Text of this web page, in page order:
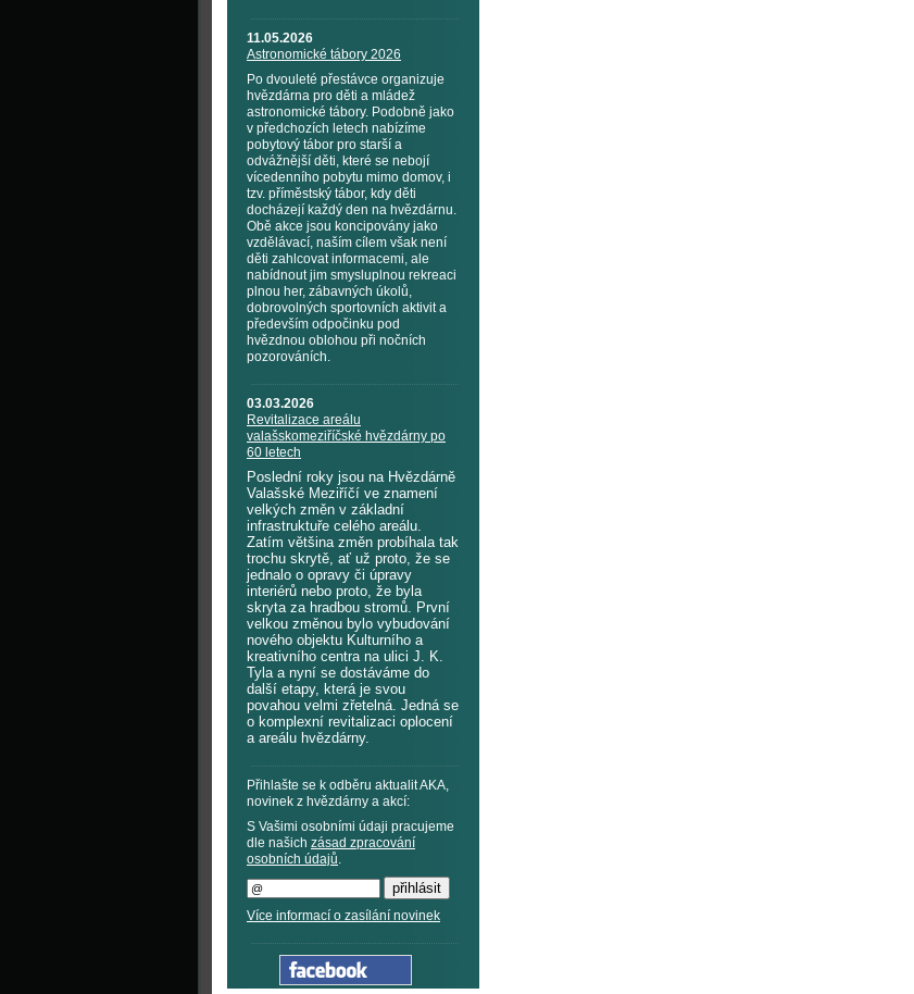
11.05.2026
Astronomické tábory 2026
Po dvouleté přestávce organizuje
hvězdárna pro děti a mládež
astronomické tábory. Podobně jako
v předchozích letech nabízíme
pobytový tábor pro starší a
odvážnější děti, které se nebojí
vícedenního pobytu mimo domov, i
tzv. příměstský tábor, kdy děti
docházejí každý den na hvězdárnu.
Obě akce jsou koncipovány jako
vzdělávací, naším cílem však není
děti zahlcovat informacemi, ale
nabídnout jim smysluplnou rekreaci
plnou her, zábavných úkolů,
dobrovolných sportovních aktivit a
především odpočinku pod
hvězdnou oblohou při nočních
pozorováních.
03.03.2026
Revitalizace areálu
valašskomeziříčské hvězdárny po
60 letech
Poslední roky jsou na Hvězdárně
Valašské Meziříčí ve znamení
velkých změn v základní
infrastruktuře celého areálu.
Zatím většina změn probíhala tak
trochu skrytě, ať už proto, že se
jednalo o opravy či úpravy
interiérů nebo proto, že byla
skryta za hradbou stromů. První
velkou změnou bylo vybudování
nového objektu Kulturního a
kreativního centra na ulici J. K.
Tyla a nyní se dostáváme do
další etapy, která je svou
povahou velmi zřetelná. Jedná se
o komplexní revitalizaci oplocení
a areálu hvězdárny.
Přihlašte se k odběru aktualit AKA,
novinek z hvězdárny a akcí:
S Vašimi osobními údaji pracujeme
dle našich zásad zpracování
osobních údajů.
Více informací o zasílání novinek